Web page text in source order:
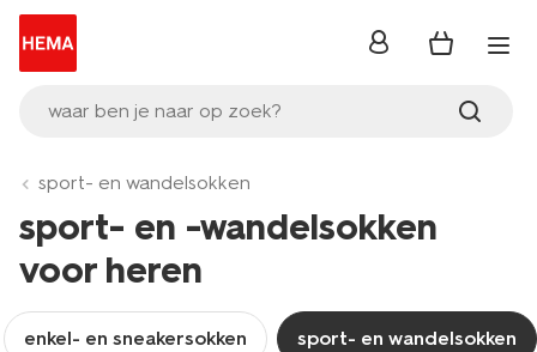
waar ben je naar op zoek?
inloggen
sport- en wandelsokken
sport- en -wandelsokken
voor heren
enkel- en sneakersokken sport- en wandelsokken